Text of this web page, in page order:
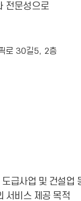
전문성으로
로 30길5, 2층
급사업 및 건설업
서비스 제공 목적